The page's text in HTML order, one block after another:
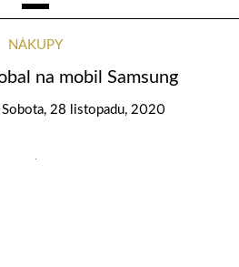
NÁKUPY
na mobil Samsung
Sobota, 28 listopadu, 2020